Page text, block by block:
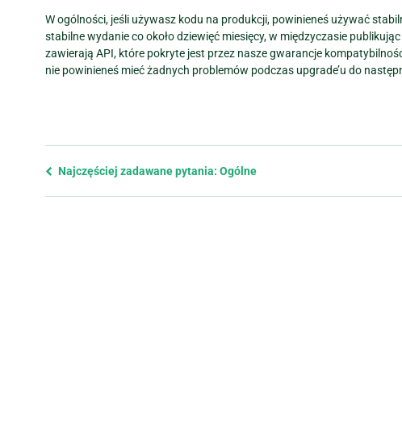
W ogólności, jeśli używasz kodu na produkcji, powinieneś używać
stabilne wydanie co około dziewięć miesięcy, w międzyczasie
zawierają API, które pokryte jest przez nasze gwarancje
nie powinieneś mieć żadnych problemów podczas upgrade’u do
Previous
Najczęściej zadawane pytania: Ogólne